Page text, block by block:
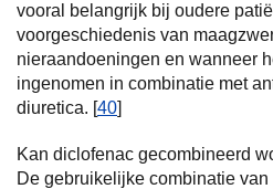
vooral belangrijk bij oudere
voorgeschiedenis van
nieraandoeningen en wanneer
ingenomen in combinatie met
diuretica. [40]
Kan diclofenac gecombineerd
De gebruikelijke combinatie